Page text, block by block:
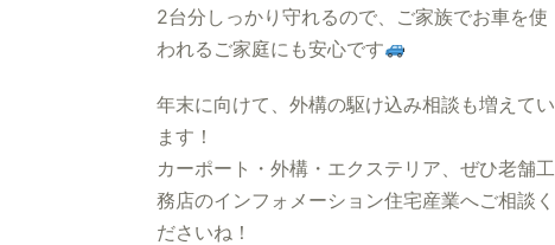
2台分しっかり守れるので、ご家族でお車を使
われるご家庭にも安心です
年末に向けて、外構の駆け込み相談も増えてい
ます！
カーポート・外構・エクステリア、ぜひ老舗工
務店のインフォメーション住宅産業へご相談く
ださいね！